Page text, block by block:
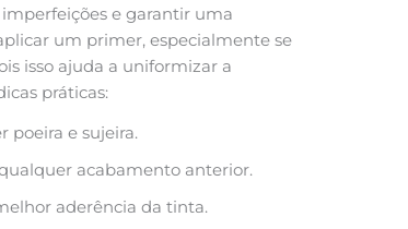
e garantir uma
um primer, especialmente se
isso ajuda a uniformizar a
práticas:
poeira e sujeira.
acabamento anterior.
aderência da tinta.